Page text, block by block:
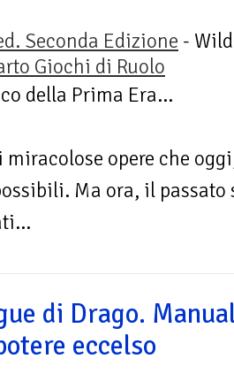
Seconda Edizione -
Giochi di Ruolo
della Prima Era...
opere che
Ma ora, il passato
di Drago.
eccelso